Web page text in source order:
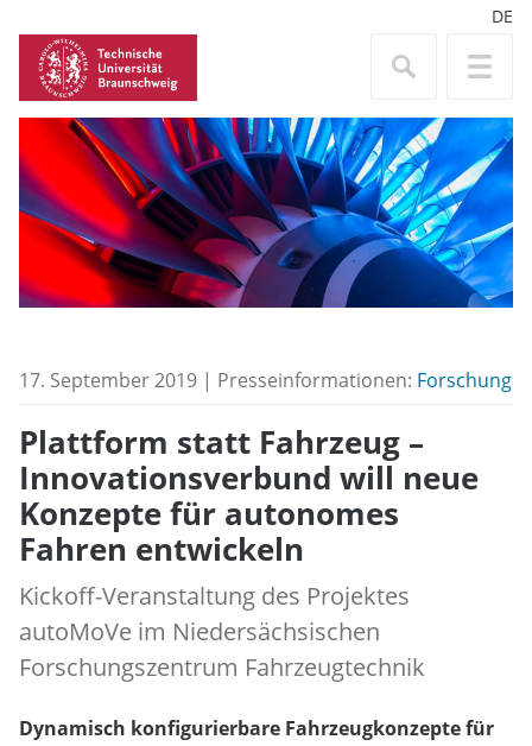
DE
17. September 2019 | Presseinformationen: Forschung
Plattform statt Fahrzeug –
Innovationsverbund will neue
Konzepte für autonomes
Fahren entwickeln
Kickoff-Veranstaltung des Projektes
autoMoVe im Niedersächsischen
Forschungszentrum Fahrzeugtechnik
Dynamisch konfigurierbare Fahrzeugkonzepte für